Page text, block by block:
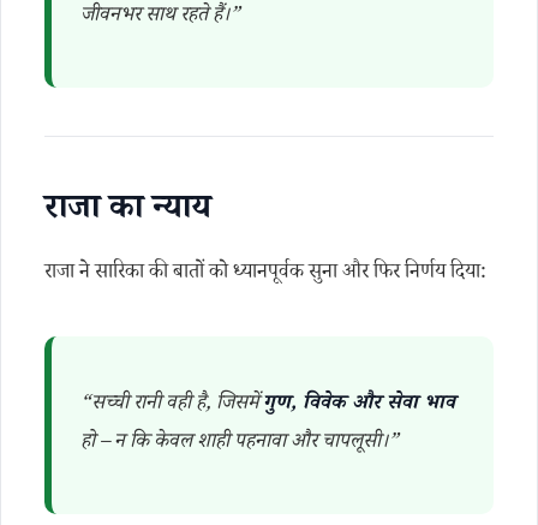
जीवनभर साथ रहते हैं।”
राजा का न्याय
राजा ने सारिका की बातों को ध्यानपूर्वक सुना और फिर निर्णय दिया:
“सच्ची रानी वही है, जिसमेंगुण, विवेक और सेवा भाव
हो – न कि केवल शाही पहनावा और चापलूसी।”